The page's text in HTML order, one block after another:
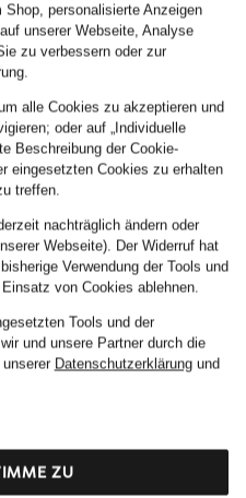
personalisierte Anzeigen
unserer Webseite, Analyse
zu verbessern oder zur
alle Cookies zu akzeptieren und
oder auf „Individuelle
Beschreibung der Cookie-
eingesetzten Cookies zu erhalten
treffen.
nachträglich ändern oder
Webseite). Der Widerruf hat
Verwendung der Tools und
von Cookies ablehnen.
Tools und der
und unsere Partner durch die
Datenschutzerklärungund
ZU